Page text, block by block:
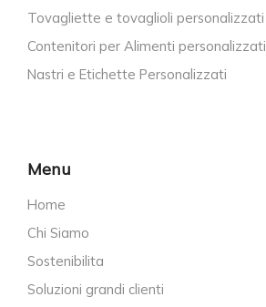
Tovagliette e tovaglioli personalizzati
Contenitori per Alimenti personalizzati
Nastri e Etichette Personalizzati
Menu
Home
Chi Siamo
Sostenibilita
Soluzioni grandi clienti